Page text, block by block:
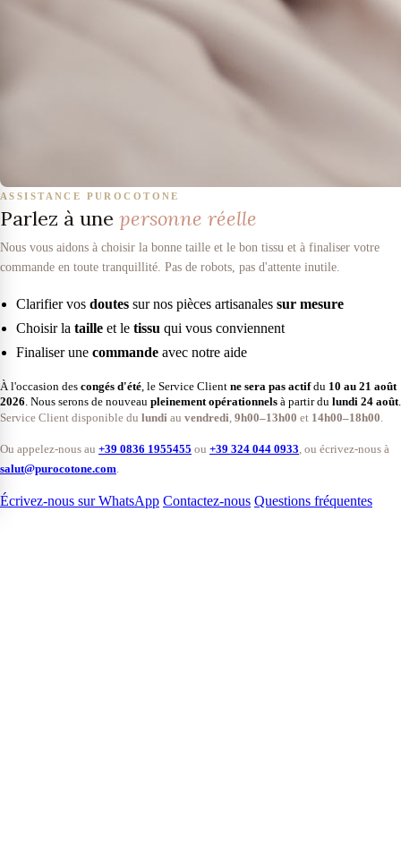
ASSISTANCE PUROCOTONE
Parlez à une personne réelle
Nous vous aidons à choisir la bonne taille et le bon tissu et à finaliser votre
commande en toute tranquillité. Pas de robots, pas d'attente inutile.
Clarifier vos doutes sur nos pièces artisanales sur mesure
Choisir la taille et le tissu qui vous conviennent
Finaliser une commande avec notre aide
À l'occasion des congés d'été , le Service Client ne sera pas actifdu 10 au 21 août
2026 . Nous serons de nouveau pleinement opérationnels à partir du lundi 24 août
Service Client disponible du lundi au vendredi 9h00–13h00 et 14h00–18h00
Ou appelez-nous au +39 0836 1955455 ou +39 324 044 0933 , ou écrivez-nous à
salut@purocotone.com
Écrivez-nous sur WhatsApp Contactez-nous Questions fréquentes